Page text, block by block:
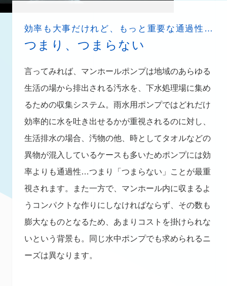
効率も大事だけれど、もっと重要な通過性…
つまり、つまらない
言ってみれば、マンホールポンプは地域のあらゆる
生活の場から排出される汚水を、下水処理場に集め
るための収集システム。雨水用ポンプではどれだけ
効率的に水を吐き出せるかが重視されるのに対し、
生活排水の場合、汚物の他、時としてタオルなどの
異物が混入しているケースも多いためポンプには効
率よりも通過性…つまり「つまらない」ことが最重
視されます。また一方で、マンホール内に収まるよ
うコンパクトな作りにしなければならず、その数も
膨大なものとなるため、あまりコストを掛けられな
いという背景も。同じ水中ポンプでも求められるニ
ーズは異なります。